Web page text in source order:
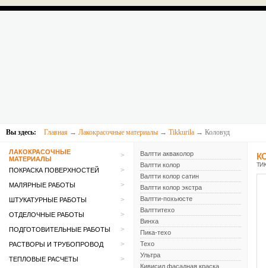
Вы здесь: Главная → Лакокрасочные материалы → Tikkurila → Коловуд
ЛАКОКРАСОЧНЫЕ
МАТЕРИАЛЫ
>
ПОКРАСКА ПОВЕРХНОСТЕЙ >
МАЛЯРНЫЕ РАБОТЫ >
ШТУКАТУРНЫЕ РАБОТЫ >
ОТДЕЛОЧНЫЕ РАБОТЫ >
ПОДГОТОВИТЕЛЬНЫЕ РАБОТЫ >
РАСТВОРЫ И ТРУБОПРОВОД >
ТЕПЛОВЫЕ РАСЧЕТЫ >
Валтти акваколор
Валтти колор
Валтти колор сатин
Валтти колор экстра
Валтти-похьюсте
Валттитехо
Винха
Пика-техо
Техо
Ультра
Кивисил фасадная краска